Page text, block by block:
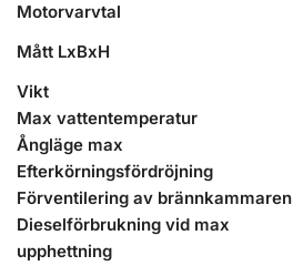
Motorvarvtal
Mått LxBxH
Vikt
Max vattentemperatur
Ångläge max
Efterkörningsfördröjning
Förventilering av brännkammaren
Dieselförbrukning vid max
upphettning